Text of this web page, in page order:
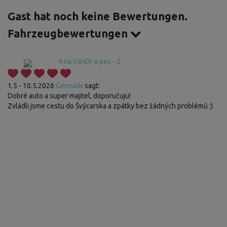
Gast hat noch keine Bewertungen.
Fahrzeugbewertungen
4 na VanDr a pes - Z
1.5 - 10.5.2026 Gennadii sagt:
Dobré auto a super majitel, doporučuju!
Zvládli jsme cestu do Švýcarska a zpátky bez žádných problémů :)